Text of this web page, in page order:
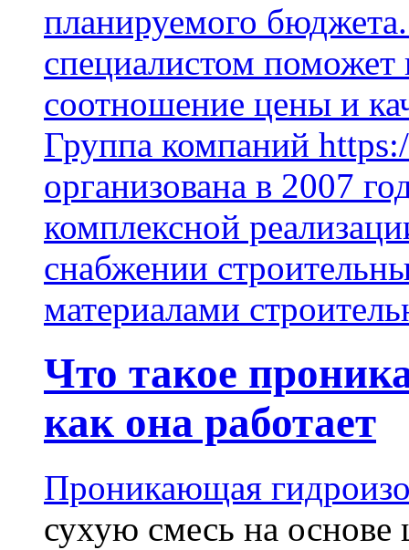
планируемого
специалистом поможет
соотношение цены и
Группа компаний
организована в 2007
комплексной
снабжении
материалами
Что такое
как она работает
Проникающая
сухую смесь на основе